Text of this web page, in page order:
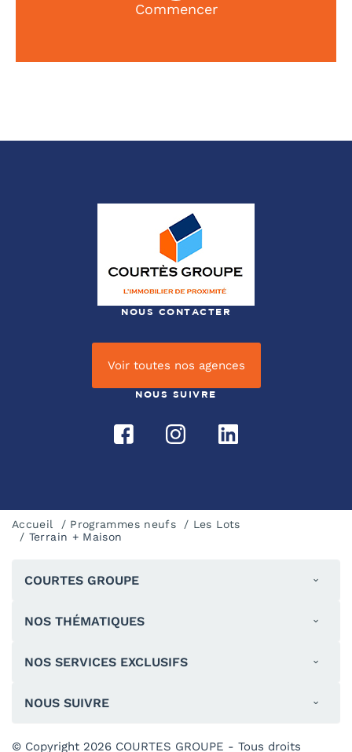
Commencer
NOUS CONTACTER
Voir toutes nos agences
NOUS SUIVRE
Accueil Programmes neufs
Les Lots
Terrain + Maison
COURTES GROUPE
NOS THÉMATIQUES
NOS SERVICES EXCLUSIFS
NOUS SUIVRE
© Copyright 2026 COURTES GROUPE - Tous droits